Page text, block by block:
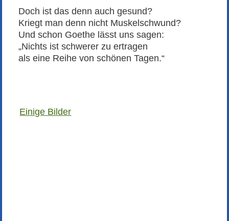
Doch ist das denn auch gesund?
Kriegt man denn nicht Muskelschwund?
Und schon Goethe lässt uns sagen:
„Nichts ist schwerer zu ertragen
als eine Reihe von schönen Tagen.“
Einige Bilder